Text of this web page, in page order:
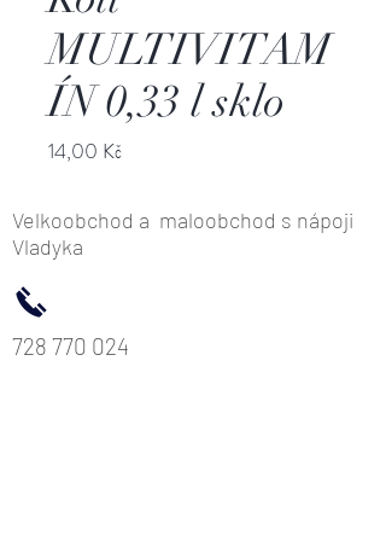
MULTIVITAM
ÍN 0,33 l sklo
14,00 KčCena
Velkoobchod a maloobchod s nápoji
Vladyka
728 770 024